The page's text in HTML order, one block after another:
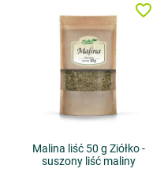
Malina liść 50 g Ziółko -
suszony liść maliny
favorite_border